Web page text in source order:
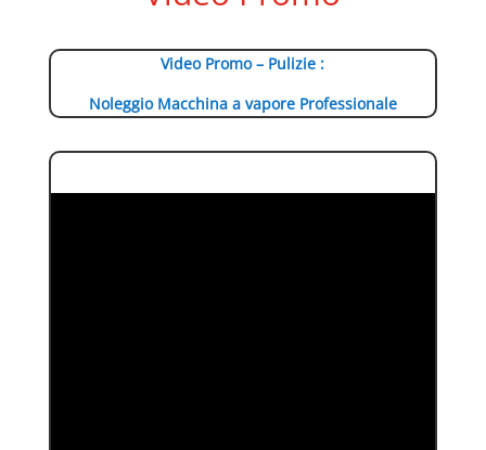
Video Promo – Pulizie :
Noleggio Macchina a vapore Professionale